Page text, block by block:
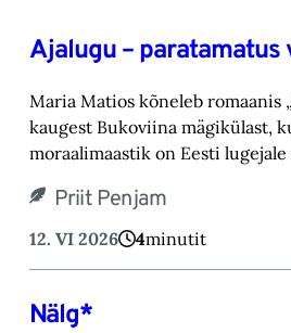
Ajalugu – paratamatus
Maria Matios kõneleb romaanis
kaugest Bukoviina mägikülast,
moraalimaastik on Eesti
Priit Penjam
12. VI 2026 4minutit
Nälg*